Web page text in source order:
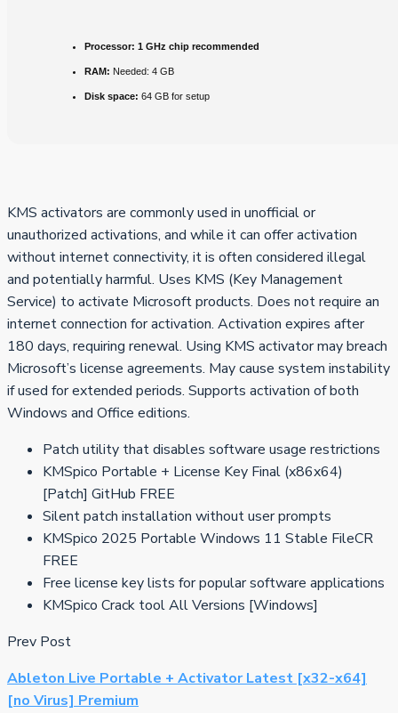
Processor: 1 GHz chip recommended
RAM: Needed: 4 GB
Disk space: 64 GB for setup
KMS activators are commonly used in unofficial or
unauthorized activations, and while it can offer activation
without internet connectivity, it is often considered illegal
and potentially harmful. Uses KMS (Key Management
Service) to activate Microsoft products. Does not require an
internet connection for activation. Activation expires after
180 days, requiring renewal. Using KMS activator may breach
Microsoft’s license agreements. May cause system instability
if used for extended periods. Supports activation of both
Windows and Office editions.
Patch utility that disables software usage restrictions
KMSpico Portable + License Key Final (x86x64)
[Patch] GitHub FREE
Silent patch installation without user prompts
KMSpico 2025 Portable Windows 11 Stable FileCR
FREE
Free license key lists for popular software applications
KMSpico Crack tool All Versions [Windows]
Prev Post
Ableton Live Portable + Activator Latest [x32-x64]
[no Virus] Premium